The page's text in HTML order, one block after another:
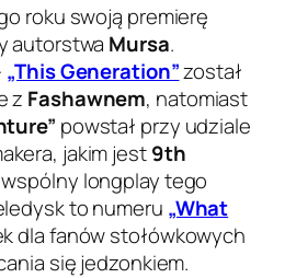
roku swoją premierę
autorstwa Mursa.
„This Generation”został
z Fashawnem, natomiast
powstał przy udziale
jakim jest9th
longplay tego
to numeru „What
dla fanów stołówkowych
się jedzonkiem.